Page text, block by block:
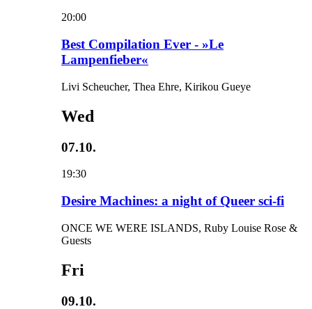
20:00
Best Compilation Ever - »Le
Lampenfieber«
Livi Scheucher, Thea Ehre, Kirikou Gueye
Wed
07.10.
19:30
Desire Machines: a night of Queer sci-fi
ONCE WE WERE ISLANDS, Ruby Louise Rose &
Guests
Fri
09.10.